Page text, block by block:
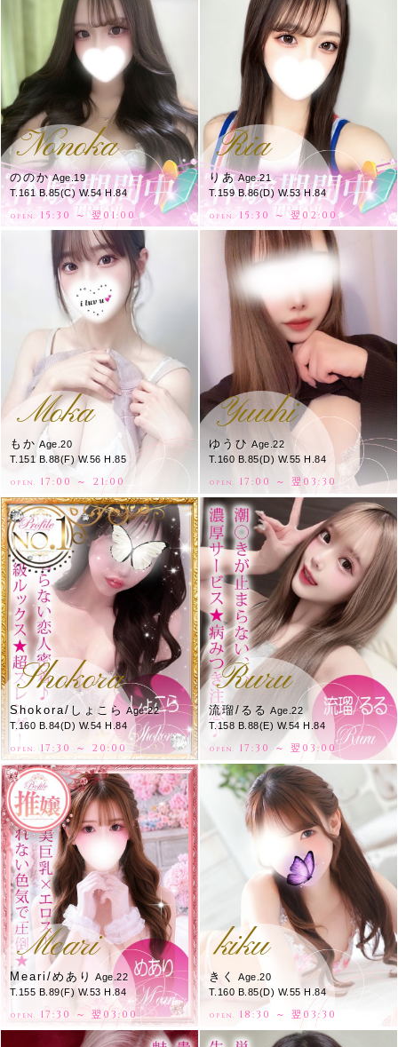
Nonoka
ののかAge.19
T.161 B.85(C) W.54 H.84
OPEN. 15:30 ～ 翌01:00
Ria
りあAge.21
T.159 B.86(D) W.53 H.84
OPEN. 15:30 ～ 翌02:00
Moka
もか Age.20
T.151 B.88(F) W.56 H.85
OPEN. 17:00 ～ 21:00
Yuuhi
ゆうひ Age.22
T.160 B.85(D) W.55 H.84
OPEN. 17:00 ～ 翌03:30
Shokora
Shokora/しょこら Age.22
T.160 B.84(D) W.54 H.84
OPEN. 17:30 ～ 20:00
Ruru
流瑠/るる Age.22
T.158 B.88(E) W.54 H.84
OPEN. 17:30 ～ 翌03:00
Meari
Meari/めあり
Age.22
T.155 B.89(F) W.53 H.84
OPEN. 17:30 ～ 翌03:00
kiku
きく
Age.20
T.160 B.85(D) W.55 H.84
OPEN. 18:30 ～ 翌03:30